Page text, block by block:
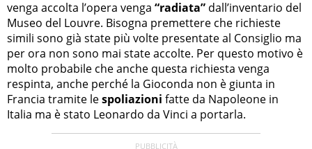
venga accolta l’opera venga “radiata” dall’inventario del
Museo del Louvre. Bisogna premettere che richieste
simili sono già state più volte presentate al Consiglio ma
per ora non sono mai state accolte. Per questo motivo è
molto probabile che anche questa richiesta venga
respinta, anche perché la Gioconda non è giunta in
Francia tramite lespoliazioni fatte da Napoleone in
Italia ma è stato Leonardo da Vinci a portarla.